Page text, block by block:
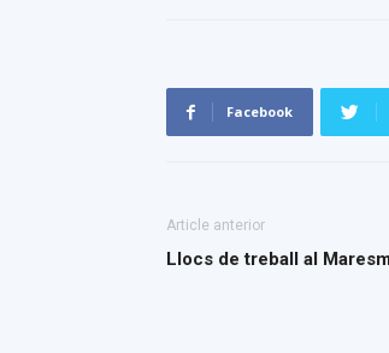
Facebook
Article anterior
Llocs de treball al